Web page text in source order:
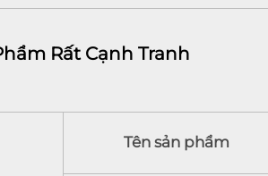
Rất Cạnh Tranh
Tên sản phẩm